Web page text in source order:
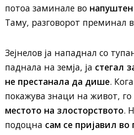
потоа заминале во
Таму, разговорот преминал
Зејнелов ја нападнал со
паднала на земја, ја стегал
не престанала да дише.
покажува знаци на живот, го
местото на злосторството.
подоцна сам се пријавил во